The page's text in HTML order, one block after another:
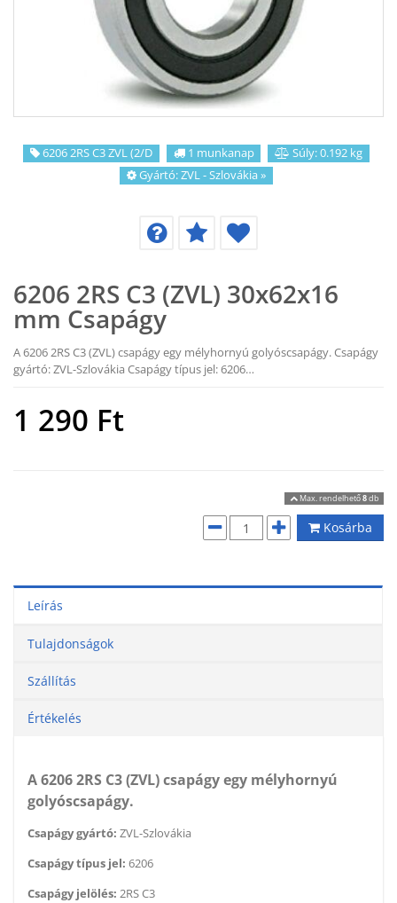
6206 2RS C3 ZVL (2/D 1 munkanap
Súly: 0.192 kg
Gyártó:ZVL - Szlovákia»
6206 2RS C3 (ZVL) 30x62x16
mm Csapágy
A 6206 2RS C3 (ZVL) csapágy egy mélyhornyú golyóscsapágy. Csapágy
gyártó: ZVL-Szlovákia Csapágy típus jel: 6206…
1 290 Ft
Max. rendelhető8db
Kosárba
Leírás
Tulajdonságok
Szállítás
Értékelés
A 6206 2RS C3 (ZVL) csapágy egy mélyhornyú
golyóscsapágy.
Csapágy gyártó: ZVL-Szlovákia
Csapágy típus jel: 6206
Csapágy jelölés: 2RS C3